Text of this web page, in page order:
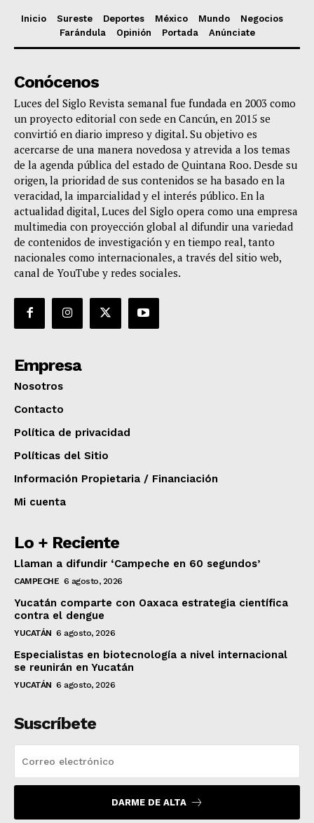
Inicio Sureste Deportes México Mundo
Negocios
Farándula
Opinión Portada Anúnciate
Conócenos
Luces del Siglo Revista semanal fue fundada en 2003 como
un proyecto editorial con sede en Cancún, en 2015 se
convirtió en diario impreso y digital. Su objetivo es
acercarse de una manera novedosa y atrevida a los temas
de la agenda pública del estado de Quintana Roo. Desde su
origen, la prioridad de sus contenidos se ha basado en la
veracidad, la imparcialidad y el interés público. En la
actualidad digital, Luces del Siglo opera como una empresa
multimedia con proyección global al difundir una variedad
de contenidos de investigación y en tiempo real, tanto
nacionales como internacionales, a través del sitio web,
canal de YouTube y redes sociales.
Empresa
Nosotros
Contacto
Política de privacidad
Políticas del Sitio
Información Propietaria / Financiación
Mi cuenta
Lo + Reciente
Llaman a difundir ‘Campeche en 60 segundos’
CAMPECHE 6 agosto, 2026
Yucatán comparte con Oaxaca estrategia científica
contra el dengue
YUCATÁN 6 agosto, 2026
Especialistas en biotecnología a nivel internacional
se reunirán en Yucatán
YUCATÁN 6 agosto, 2026
Suscríbete
DARME DE ALTA